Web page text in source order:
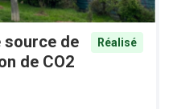
source de
de CO2
Réalisé